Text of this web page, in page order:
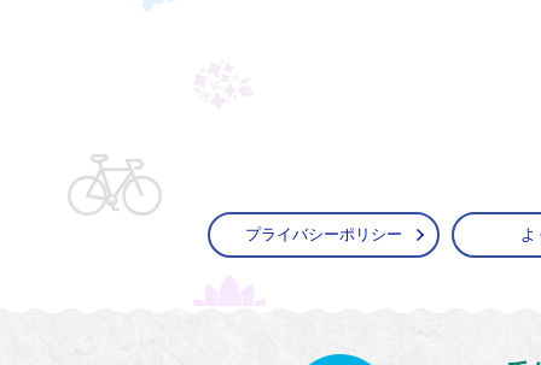
プライバシーポリシー よ